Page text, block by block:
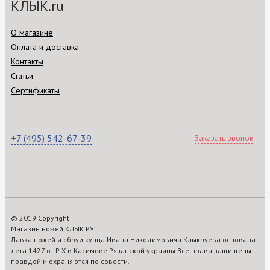
КЛЫК.ru
О магазине
Оплата и доставка
Контакты
Статьи
Сертификаты
+7 (495) 542-67-39 Заказать звонок
© 2019 Copyright
Магазин ножей КЛЫК.РУ
Лавка ножей и сбруи купца Ивана Никодимовича Клыкруева основана
лета 1427 от Р.Х.в Касимове Рязанской украины Все права защищены
правдой и охраняются по совести.